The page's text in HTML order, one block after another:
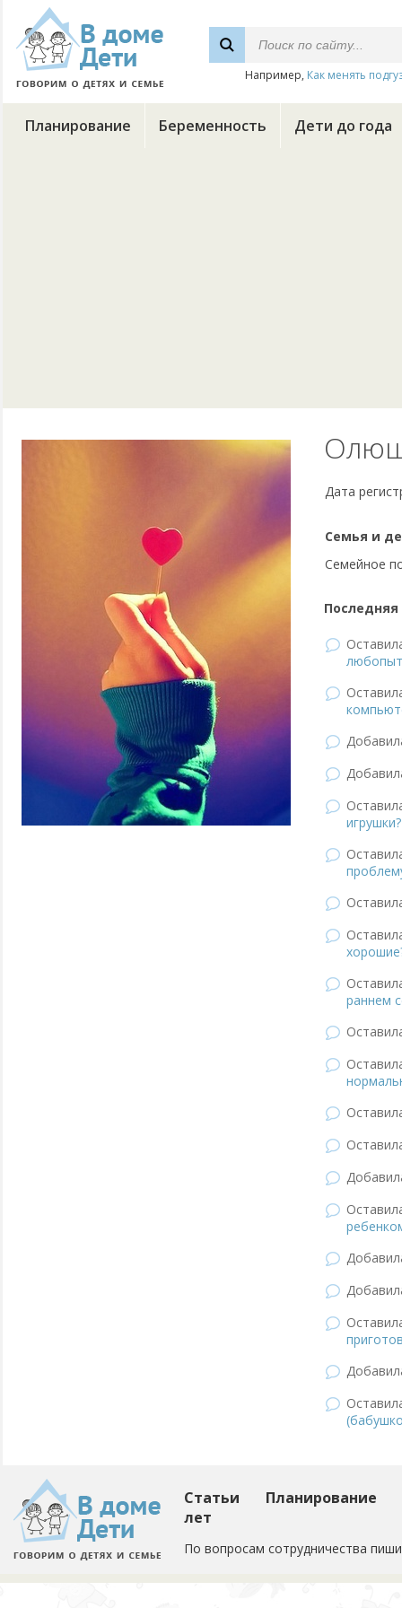
Например, Как менять
Планирование Беременность Дети до года
Дата
Семья и
Семейное
Последняя
игрушки?
раннем
Статьи
Планирование
лет
По вопросам сотрудничества